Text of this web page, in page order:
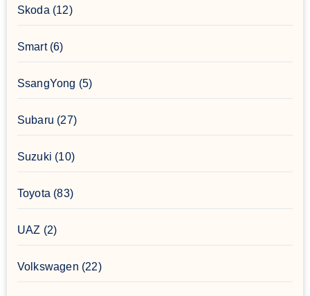
Skoda (12)
Smart(6)
SsangYong (5)
Subaru (27)
Suzuki (10)
Toyota (83)
UAZ (2)
Volkswagen (22)